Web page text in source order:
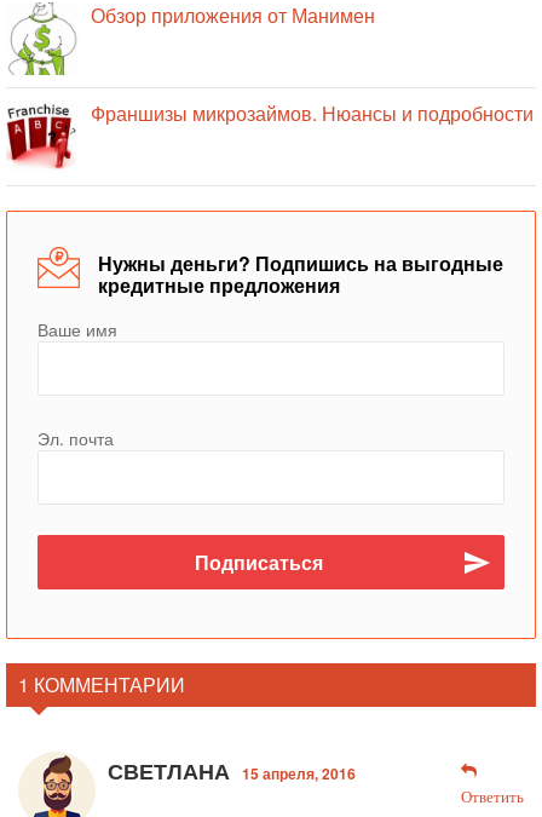
Обзор приложения от Манимен
Франшизы микрозаймов. Нюансы и подробности
Нужны деньги? Подпишись на выгодные
кредитные предложения
Ваше имя
Эл. почта
1 КОММЕНТАРИИ
СВЕТЛАНА 15 апреля, 2016
Ответить